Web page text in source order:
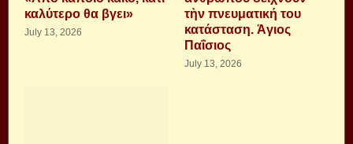
καλύτερο θα βγει»
July 13, 2026
τὴν πνευματική του
κατάσταση. Ἁγιος
Παΐσιος
July 13, 2026